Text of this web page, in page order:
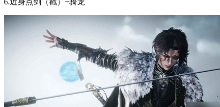
6.近身点剑（戳）+骑龙